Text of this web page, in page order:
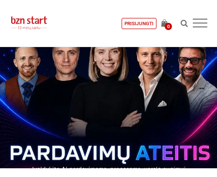
PRISIJUNGTI
0